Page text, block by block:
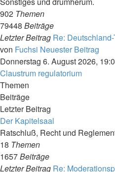
902 Themen
79448 Beiträge
Letzter Beitrag Re:
von Fuchsi Neuester Beitrag
Donnerstag 6. August 2026,
Claustrum regulatorium
Themen
Beiträge
Letzter Beitrag
Der Kapitelsaal
Ratschluß, Recht und
18 Themen
1657Beiträge
Letzter Beitrag Re: